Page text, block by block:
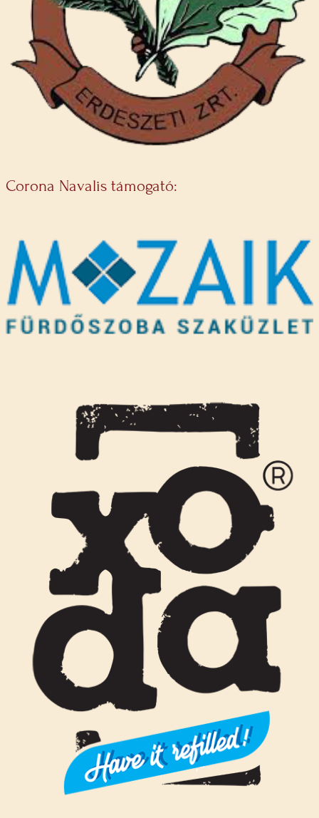
Corona Navalis támogató: